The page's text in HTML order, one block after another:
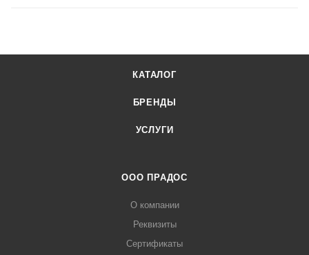
КАТАЛОГ
БРЕНДЫ
УСЛУГИ
ООО ПРАДОС
О компании
Реквизиты
Сертификаты